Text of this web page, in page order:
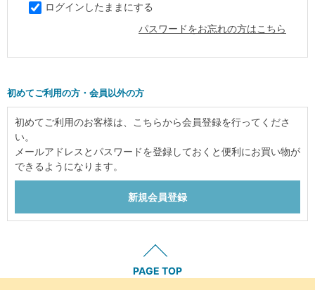
ログインしたままにする
パスワードをお忘れの方はこちら
初めてご利用の方・会員以外の方
初めてご利用のお客様は、こちらから会員登録を行ってくださ
い。
メールアドレスとパスワードを登録しておくと便利にお買い物が
できるようになります。
PAGE TOP